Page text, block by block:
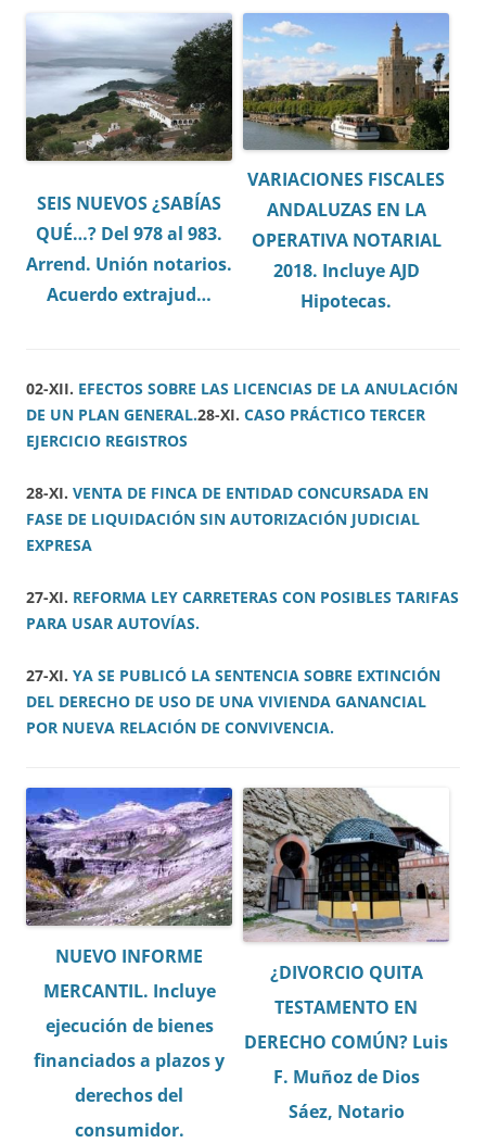
SEIS NUEVOS ¿SABÍAS
QUÉ…? Del 978 al 983.
Arrend. Unión notarios.
Acuerdo extrajud…
VARIACIONES FISCALES
ANDALUZAS EN LA
OPERATIVA NOTARIAL
2018. Incluye AJD
Hipotecas.
02-XII. EFECTOS SOBRE LAS LICENCIAS DE LA ANULACIÓN
DE UN PLAN GENERAL.28-XI. CASO PRÁCTICO TERCER
EJERCICIO REGISTROS
28-XI. VENTA DE FINCA DE ENTIDAD CONCURSADA EN
FASE DE LIQUIDACIÓN SIN AUTORIZACIÓN JUDICIAL
EXPRESA
27-XI. REFORMA LEY CARRETERAS CON POSIBLES TARIFAS
PARA USAR AUTOVÍAS.
27-XI. YA SE PUBLICÓ LA SENTENCIA SOBRE EXTINCIÓN
DEL DERECHO DE USO DE UNA VIVIENDA GANANCIAL
POR NUEVA RELACIÓN DE CONVIVENCIA.
NUEVO INFORME
MERCANTIL. Incluye
ejecución de bienes
financiados a plazos y
derechos del
consumidor.
¿DIVORCIO QUITA
TESTAMENTO EN
DERECHO COMÚN? Luis
F. Muñoz de Dios
Sáez, Notario